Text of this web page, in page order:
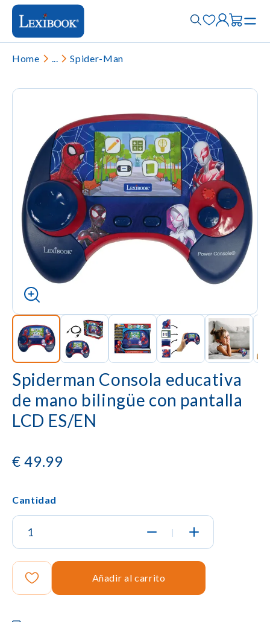
Home ... Spider-Man
Spiderman Consola educativa
de mano bilingüe con pantalla
LCD ES/EN
€ 49.99
Cantidad
|
Añadir al carrito